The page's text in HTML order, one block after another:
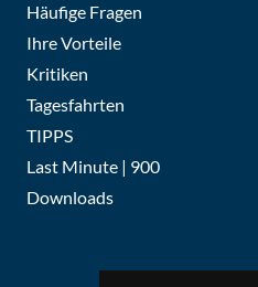
Häufige Fragen
Ihre Vorteile
Kritiken
Tagesfahrten
TIPPS
Last Minute | 900
Downloads